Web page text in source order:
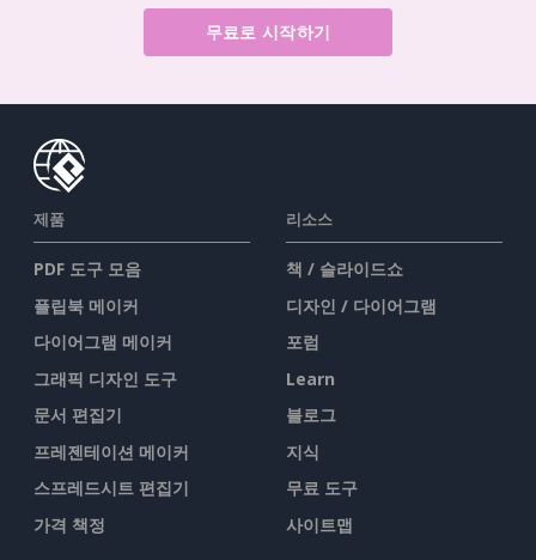
무료로 시작하기
제품
PDF 도구 모음
플립북 메이커
다이어그램 메이커
그래픽 디자인 도구
문서 편집기
프레젠테이션 메이커
스프레드시트 편집기
가격 책정
리소스
책 / 슬라이드쇼
디자인 / 다이어그램
포럼
Learn
블로그
지식
무료 도구
사이트맵